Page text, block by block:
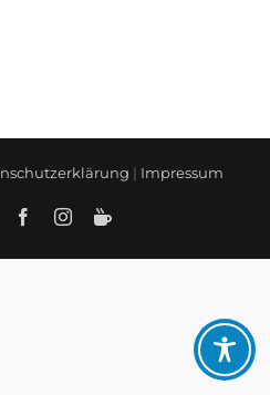
| Impressum
FacebookInstagramBuyMeCoffe